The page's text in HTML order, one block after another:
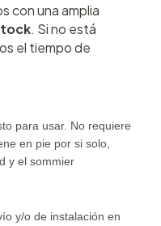
con una amplia
. Si no está
el tiempo de
para usar. No requiere
en pie por si solo,
y el sommier
y/o de instalación en